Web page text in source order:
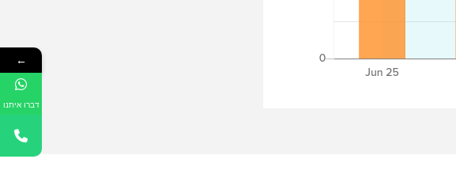
←
דברו איתנו